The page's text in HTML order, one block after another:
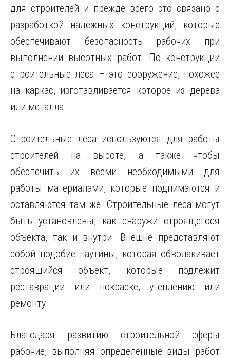
для строителей и прежде всего это связано с
разработкой надежных конструкций, которые
обеспечивают безопасность рабочих при
выполнении высотных работ. По конструкции
строительные леса – это сооружение, похожее
на каркас, изготавливается которое из дерева
или металла.
Строительные леса используются для работы
строителей на высоте, а также чтобы
обеспечить их всеми необходимыми для
работы материалами, которые поднимаются и
оставляются там же. Строительные леса могут
быть установлены, как снаружи строящегося
объекта, так и внутри. Внешне представляют
собой подобие паутины, которая обволакивает
строящийся объект, которые подлежит
реставрации или покраске, утеплению или
ремонту.
Благодаря развитию строительной сферы
рабочие, выполняя определенные виды работ